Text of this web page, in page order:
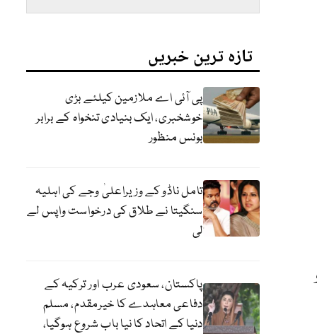
تازہ ترین خبریں
پی آئی اے ملازمین کیلئے بڑی
خوشخبری، ایک بنیادی تنخواہ کے برابر
بونس منظور
تامل ناڈو کے وزیراعلیٰ وجے کی اہلیہ
سنگیتا نے طلاق کی درخواست واپس لے
لی
پاکستان، سعودی عرب اور ترکیہ کے
دفاعی معاہدے کا خیرمقدم، مسلم
دنیا کے اتحاد کا نیا باب شروع ہوگیا،